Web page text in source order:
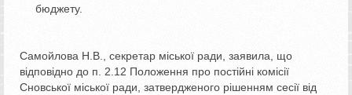
бюджету.
Самойлова Н.В., секретар міської ради, заявила, що
відповідно до п. 2.12 Положення про постійні комісії
Сновської міської ради, затвердженого рішенням сесії від